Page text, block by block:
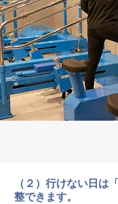
（２）行けない日は
整できます。